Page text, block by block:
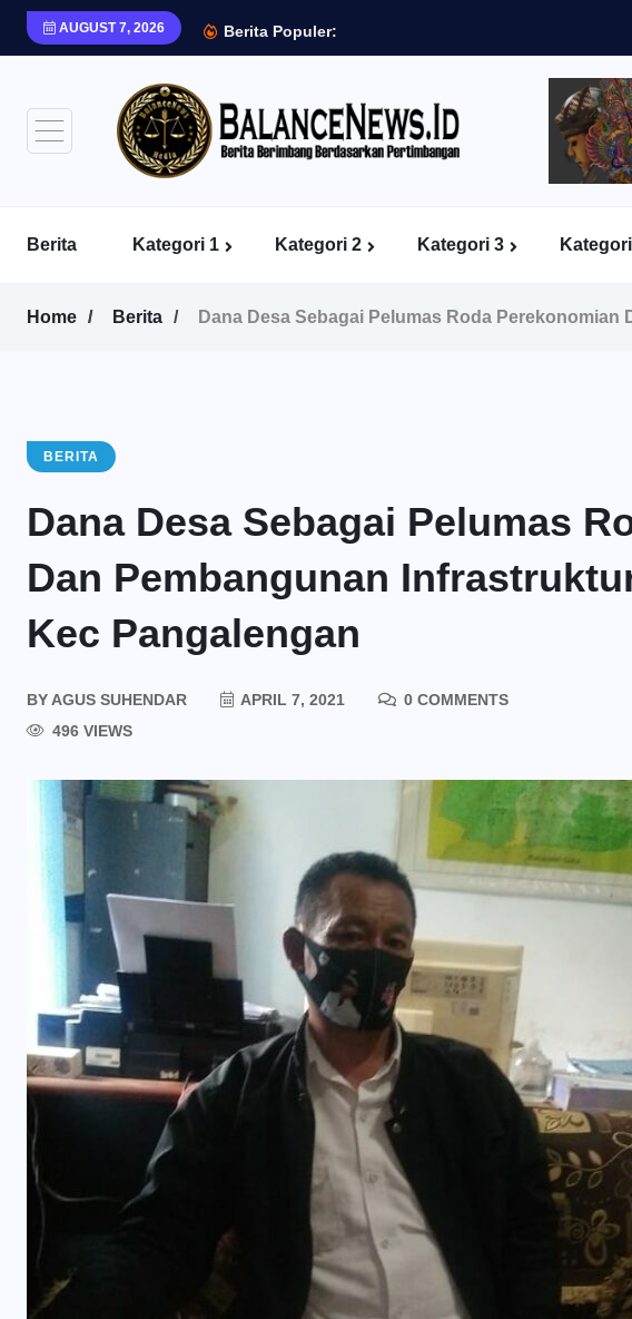
AUGUST 7, 2026 Berita Populer:
Berita Kategori 1 Kategori 2 Kategori 3
Home Berita Dana Desa Sebagai Pelumas Roda
BERITA
Dana Desa Sebagai Pelumas
Dan Pembangunan
Kec Pangalengan
BY AGUS SUHENDAR APRIL 7, 2021
0 COMMENTS
496 VIEWS